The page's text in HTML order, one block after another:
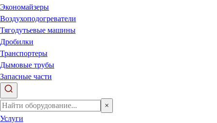
Экономайзеры
Воздухоподогреватели
Тягодутьевые машины
Дробилки
Транспортеры
Дымовые трубы
Запасные части
×
Услуги